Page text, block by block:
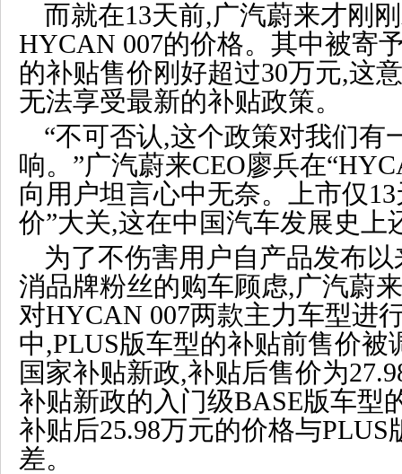
而就在13天前,广汽蔚来才刚
HYCAN 007的价格。其中被寄
的补贴售价刚好超过30万元,这
无法享受最新的补贴政策。
“不可否认,这个政策对我们有
响。”广汽蔚来CEO廖兵在
向用户坦言心中无奈。上市仅
价”大关,这在中国汽车发展史上
为了不伤害用户自产品发布
消品牌粉丝的购车顾虑,广汽蔚
对HYCAN 007两款主力车型进
中,PLUS版车型的补贴前售价被
国家补贴新政,补贴后售价为
补贴新政的入门级BASE版车型
补贴后25.98万元的价格与
差。